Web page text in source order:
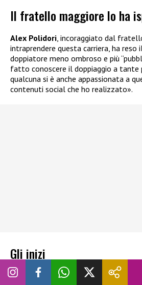
Il fratello maggiore lo ha
Alex Polidori, incoraggiato dal
intraprendere questa carriera, ha reso
doppiatore meno ombroso e più
fatto conoscere il doppiaggio a tante
qualcuna si è anche appassionata a
contenuti social che ho realizzato».
Gli inizi
Il giovane doppiatore ha iniziato da